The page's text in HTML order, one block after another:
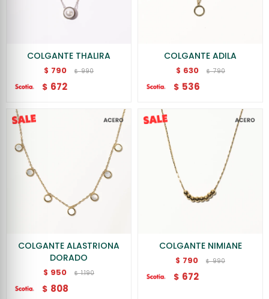
COLGANTE THALIRA
$ 790 $ 990
$ 672
COLGANTE ADILA
$ 630 $ 790
$ 536
COLGANTE ALASTRIONA
DORADO
$ 950 $ 1.190
$ 808
COLGANTE NIMIANE
$ 790 $ 990
$ 672